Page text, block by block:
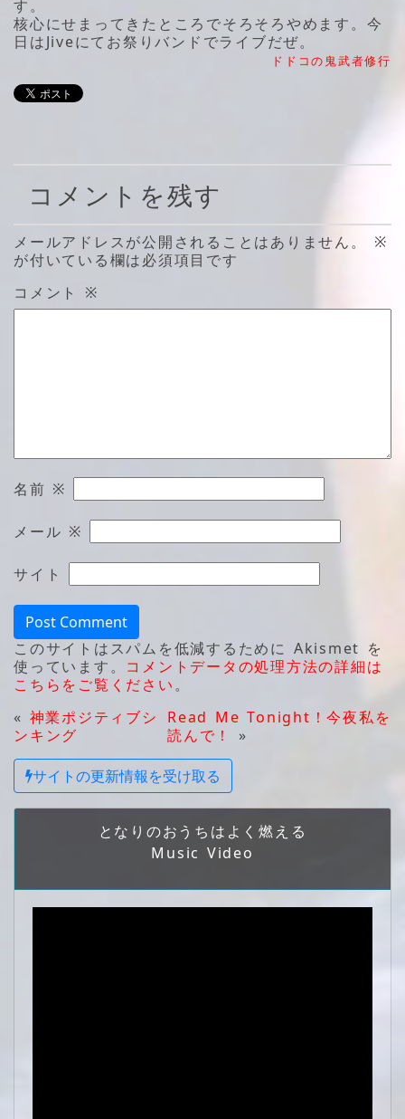
す。
核心にせまってきたところでそろそろやめます。今
日はJiveにてお祭りバンドでライブだぜ。
ドドコの鬼武者修行
コメントを残す
メールアドレスが公開されることはありません。
※
が付いている欄は必須項目です
コメント ※
名前 ※
メール ※
サイト
このサイトはスパムを低減するために Akismet を
使っています。 コメントデータの処理方法の詳細は
こちらをご覧ください。
« 神業ポジティブシ
ンキング
Read Me Tonight！今夜私を
読んで！
»
サイトの更新情報を受け取る
となりのおうちはよく燃える
Music Video